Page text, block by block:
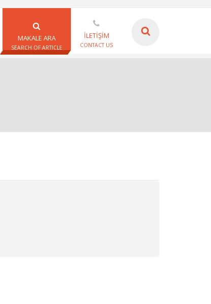
MAKALE ARA
SEARCH OF ARTICLE
İLETİŞİM
CONTACT US